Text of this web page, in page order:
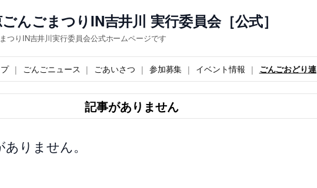
んごまつりIN吉井川 実行委員会［公式］
つりIN吉井川実行委員会公式ホームページです
ごんごニュース ごあいさつ 参加募集 イベント情報 ごんごおどり連
記事がありません
りません。